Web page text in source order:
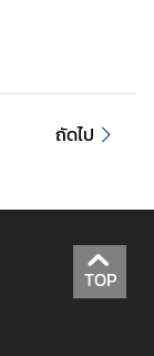
ถัดไป
TOP